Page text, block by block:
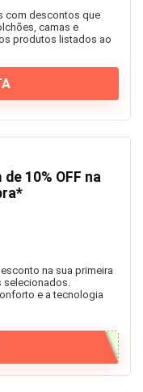
com descontos que
camas e
produtos listados ao
10% OFF na
na sua primeira
selecionados.
e a tecnologia